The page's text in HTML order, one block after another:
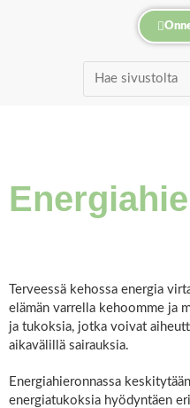
Terveessä kehossa energia
elämän varrella kehoomme ja
ja tukoksia, jotka voivat
aikavälillä sairauksia.
Energiahieronnassa
energiatukoksia hyödyntäen